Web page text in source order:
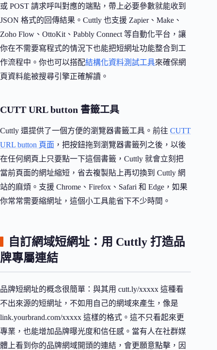
或 POST 請求呼叫對應的端點，帶上必要參數就能收到
JSON 格式的回傳結果。Cuttly 也支援 Zapier、Make、
Zoho Flow、OttoKit、Pabbly Connect 等自動化平台，讓
你在不需要寫程式的情況下也能把短網址功能整合到工
作流程中。你也可以搭配結構化資料測試工具來確保網
頁資料能被搜尋引擎正確解讀。
CUTT URL button 書籤工具
Cuttly 還提供了一個方便的瀏覽器書籤工具。前往 CUTT
URL button 頁面 ，把按鈕拖到瀏覽器書籤列之後，以後
在任何網頁上只要點一下這個書籤，Cuttly 就會立刻把
當前頁面的網址縮短，省去複製貼上再切換到 Cuttly 網
站的麻煩。支援 Chrome、Firefox、Safari 和 Edge，如果
你常常需要縮網址，這個小工具能省下不少時間。
自訂網域短網址：用 Cuttly 打造品
牌專屬連結
品牌短網址的概念很簡單：與其用 cutt.ly/xxxxx 這種看
不出來源的短網址，不如用自己的網域來產生，像是
link.yourbrand.com/xxxxx 這樣的格式。這不只看起來更
專業，也能增加品牌曝光度和信任感。當有人在社群媒
體上看到你的品牌網域開頭的連結，會更願意點擊，因